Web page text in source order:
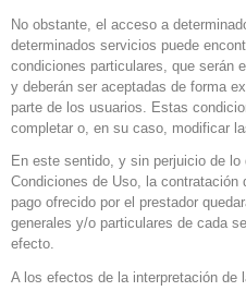
No obstante, el acceso a
determinados servicios puede
condiciones particulares, que serán
y deberán ser aceptadas de forma
parte de los usuarios. Estas
completar o, en su caso, modificar
En este sentido, y sin perjuicio de
Condiciones de Uso, la
pago ofrecido por el prestador
generales y/o particulares de cada
efecto.
A los efectos de la interpretación de